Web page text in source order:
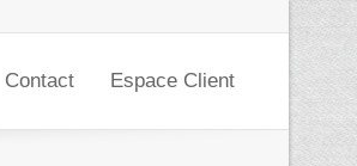
Contact Espace Client